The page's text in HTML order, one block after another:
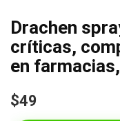
Drachen
críticas,
en
$49